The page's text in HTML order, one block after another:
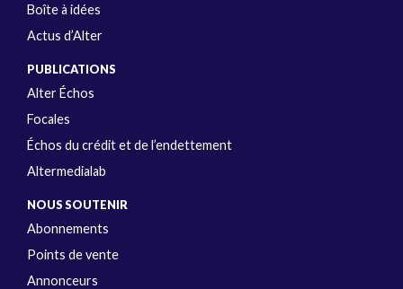
Boîte à idées
Actus d’Alter
PUBLICATIONS
Alter Échos
Focales
Échos du crédit et de l’endettement
Altermedialab
NOUS SOUTENIR
Abonnements
Points de vente
Annonceurs